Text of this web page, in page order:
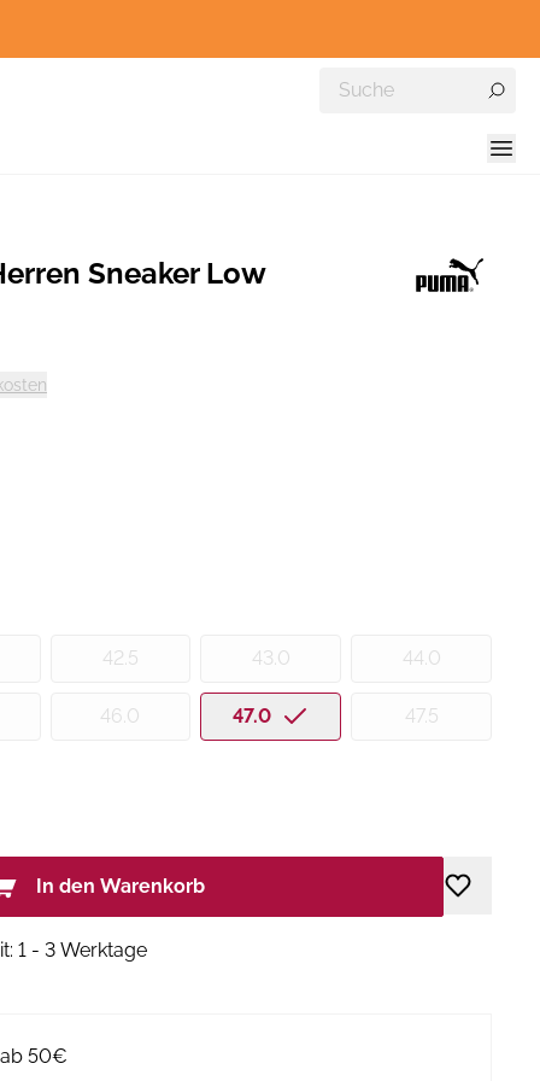
Sneaker Low
42.5 43.0 44.0
46.0 47.0 47.5
In den Warenkorb
1 - 3 Werktage
50€